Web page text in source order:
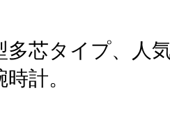
多芯タイプ、人
計。